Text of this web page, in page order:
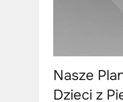
Nasze
Dzieci z